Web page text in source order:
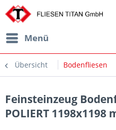
Menü
Übersicht Bodenfliesen
Feinsteinzeug
POLIERT 1198x1198